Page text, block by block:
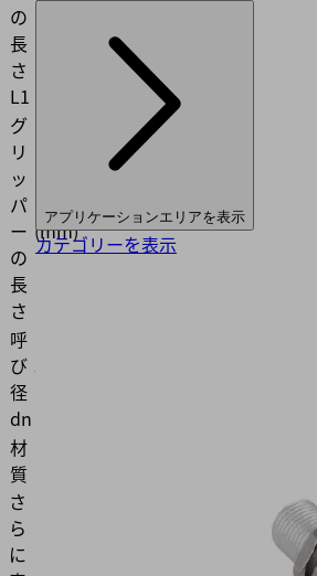
の
長
さ
L1
グ
リ
ッ
パ
ー
の
長
さ
(mm)
呼
び
径
dn
3.5
材
質
さ
ら
に
アプリケーションエリアを表示
カテゴリーを表示